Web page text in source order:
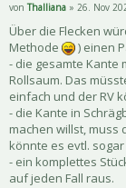
vonThalliana » 26. Nov
Über die Flecken
Methode
) einen
- die gesamte Kante
Rollsaum. Das
einfach und der RV
- die Kante in
machen willst, muss
könnte es evtl.
- ein komplettes
auf jeden Fall raus.